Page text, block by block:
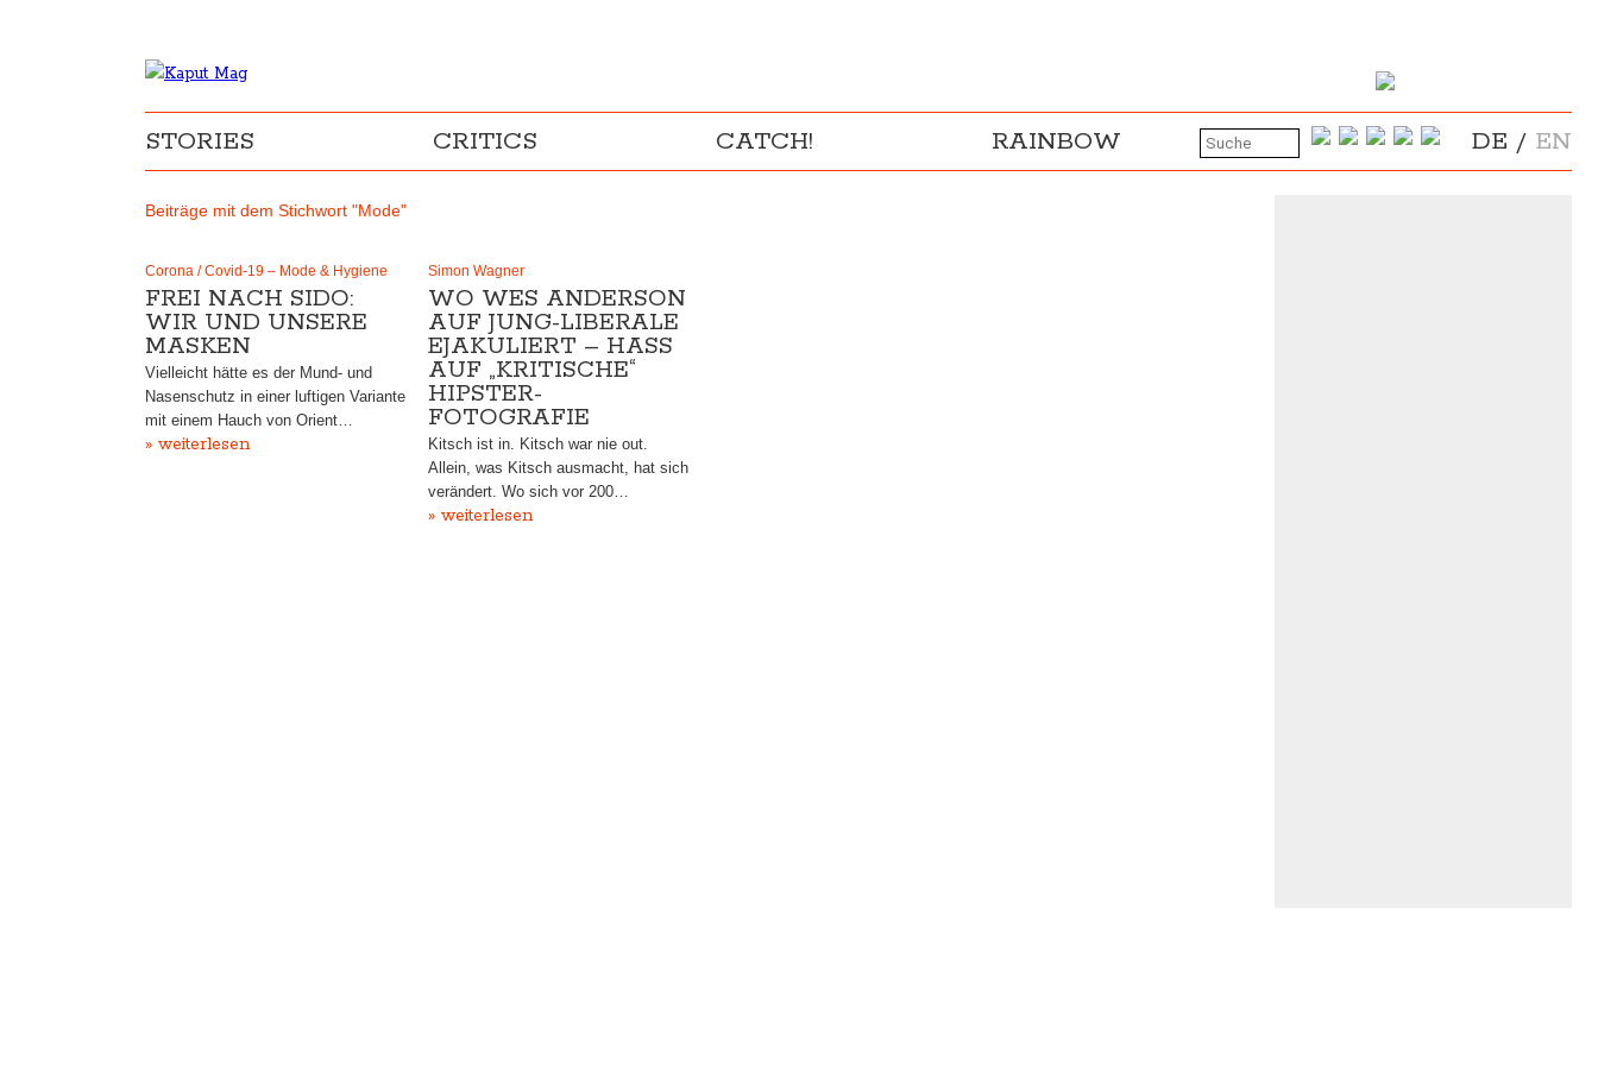
STORIES CRITICS CATCH! RAINBOW DE / EN
Beiträge mit dem Stichwort "Mode"
Corona / Covid-19 – Mode & Hygiene
FREI NACH SIDO:
WIR UND UNSERE
MASKEN
Vielleicht hätte es der Mund- und
Nasenschutz in einer luftigen Variante
mit einem Hauch von Orient…
» weiterlesen
Simon Wagner
WO WES ANDERSON
AUF JUNG-LIBERALE
EJAKULIERT – HASS
AUF „KRITISCHE“
HIPSTER-
FOTOGRAFIE
Kitsch ist in. Kitsch war nie out.
Allein, was Kitsch ausmacht, hat sich
verändert. Wo sich vor 200…
» weiterlesen